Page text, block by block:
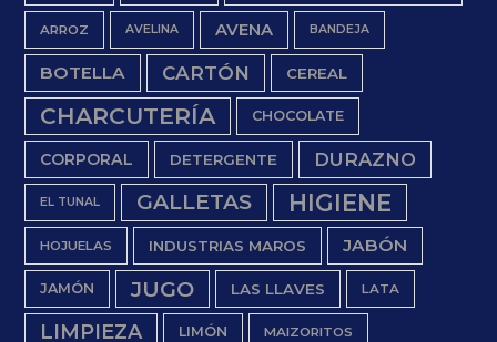
ARROZ AVELINA AVENA BANDEJA
BOTELLA CARTÓN CEREAL
CHARCUTERÍA CHOCOLATE
CORPORAL DETERGENTE DURAZNO
EL TUNAL GALLETAS HIGIENE
HOJUELAS INDUSTRIAS MAROS JABÓN
JAMÓN JUGO LAS LLAVES LATA
LIMPIEZA LIMÓN MAIZORITOS